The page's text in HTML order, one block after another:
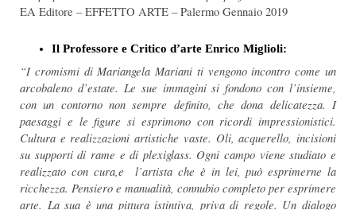
EA Editore – EFFETTO ARTE – Palermo Gennaio 2019
Il Professore e Critico d’arte Enrico Miglioli:
“I cromismi di Mariangela Mariani ti vengono incontro come un
arcobaleno d’estate. Le sue immagini si fondono con l’insieme,
con un contorno non sempre definito, che dona delicatezza. I
paesaggi e le figure si esprimono con ricordi impressionistici.
Cultura e realizzazioni artistiche vaste. Oli, acquerello, incisioni
su supporti di rame e di plexiglass. Ogni campo viene studiato e
realizzato con cura,e l’artista che è in lei, può esprimerne la
ricchezza. Pensiero e manualità, connubio completo per esprimere
arte. La sua è una pittura istintiva, priva di regole. Un dialogo